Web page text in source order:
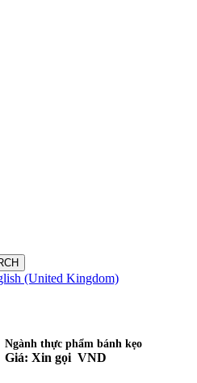
Ngành thực phẩm bánh kẹo
Giá: Xin gọi VND